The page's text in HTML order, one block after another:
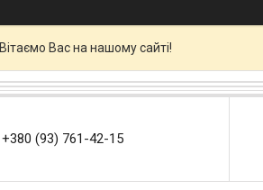
Вітаємо Вас на нашому сайті!
+380 (93) 761-42-15